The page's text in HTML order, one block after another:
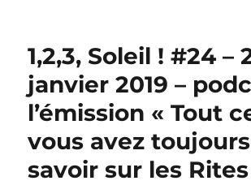
1,2,3, Soleil ! #24 –
janvier 2019 –
l’émission « Tout
vous avez
savoir sur les